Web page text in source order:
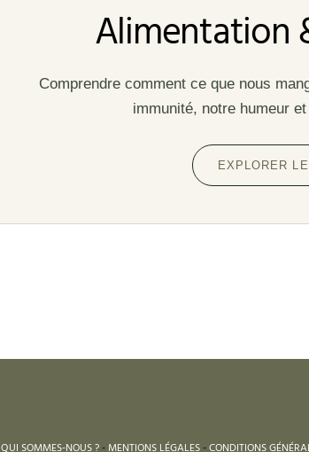
Alimentation
Comprendre comment ce que nous
immunité, notre humeur
EXPLORER